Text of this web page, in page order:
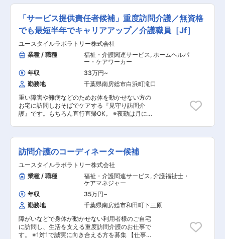
創っています。 2026年末には60拠点、2027年に
は100拠点を目指しおり、将来的には日本全国の
みならず、海外への展開も計画しています。 ■業
務の魅力 ・「売って終わり」ではなく、価値を育
てる仕事。企画〜運営まで関われるため、成果が
稼働や満足度に直結します。 ・企画やマーケ、運
営など幅広いスキルが伸ばせます。将来どこでも
通用するスキルが身につきます。 ・物件数の拡大
に伴い、エリア責任者や拠点立ち上げへ。全国・
海外展開に関わり、事業推進の中核を担う機会が
あります。 ■働き方 ・内勤（事務等）と外勤
（商談や現地対応等）は約3：7程度。 ・リモー
トを基本に、自宅と担当物件を行き来するスタイ
曜日を選べます。ライフスタイルに合わせて決め
られます。 ・スーパーフレックス制を導入してお
に選択可能です。 ・残業時間は部署や時期にもよ
りますが、平均30分〜1時間/日程度です。 変更
の範囲：会社の定める業務
成（請求書関連や受発注関連） ・出荷作業補助
（地域のホームセンターや、市場に出荷していま
す） ・寮管理、寮清掃、応募者送迎等の雑務業務
■組織構成： 本社には生産スタッフが25名、本社
事務スタッフ2名、また在宅から遠隔で支えてく
れている事務3名のスタッフがいます。 木更津市
内、館山市内にある店舗では、関連会社の株式会
社ハヤサカのスタッフが販売業務をしています。
在宅事務スタッフは、本社事務とメールや電話で
連携をしながら、主に全スタッフの労務管理や勤
怠管理、採用業務、ネットショップの管理を行っ
ています。 社員それぞれが希望する働き方に合わ
せ、柔軟に組織の在り方を変えています。 ■実際
の働き方： 入社後は本社の既存2名が中心となっ
てOJTで研修を行っていきます。 年間残業時間は
平均10時間程度ですが、お盆前やお彼岸前などの
ている社員ばかりなので、ご家庭の事情で出社が
出来ない場合も、休みを取りやすい環境です。 ■
事業内容： 昭和45年に創業し、南房総市という
温暖な気候を生かし年間を通じて季節にあった
花・野菜・果物を生産しています。また、県内外
で行われる農業人フェアやイベント、そして地元
で開催されるマルシェにも出店・出品し、地域の
活性化や農業界の発展に寄与しています。
「サービス提供責任者候補」重度訪問介護／無資格
でも最短半年でキャリアアップ／介護職員［Jf］
ユースタイルラボラトリー株式会社
業種 / 職種
福祉・介護関連サービス, ホームヘルパ
ー・ケアワーカー
年収
33万円~
勤務地
千葉県南房総市白浜町滝口
重い障害や難病などのためお体を動かせない方の
お宅に訪問しおそばでケアする『見守り訪問介
護』です。もちろん直行直帰OK。 ※夜勤は月に
方のご自宅へ伺い、生命と生活を支える、障害福
祉をメインとした訪問介護ケアのお仕事です。 ◎
ケアスタッフ業務 障がい者の方、高齢者の方、一
人ひとりに必要なケアを行っていく、専門的な介
護職です。 研修を通して、需要が非常に高い「医
療的ケア」ができるプロフェッショナルな介護士
としても成長できます。 人の役に立つ仕事をして
いきたい方、お待ちしております！ ・見守り ・
生活介助： 家事援助（洗濯、掃除、料理） ・身
体介護： 起床・就寝・入浴・食事の介助 ・外出
時の同行支援 ・医療的ケア： たんの吸引、経管
栄養（胃ろう・腸ろう） ・介護記録の記入 など
◎サービス提供責任者業務 一緒にお仕事をするス
訪問介護のコーディネーター候補
ユースタイルラボラトリー株式会社
業種 / 職種
福祉・介護関連サービス, 介護福祉士・
ケアマネジャー
年収
35万円~
勤務地
千葉県南房総市和田町下三原
障がいなどで身体が動かせない利用者様のご自宅
に訪問し、生活を支える重度訪問介護のお仕事で
す。 ※1対1で誠実に向き合える方を募集 【仕事内